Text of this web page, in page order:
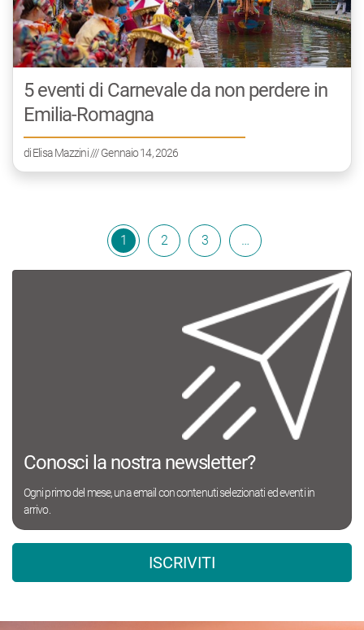
5 eventi di Carnevale da non perdere in
Emilia-Romagna
diElisa Mazzini/// Gennaio 14, 2026
1 2 3 …
Conosci la nostra newsletter?
Ogni primo del mese, una email con contenuti selezionati ed eventi in
arrivo.
ISCRIVITI